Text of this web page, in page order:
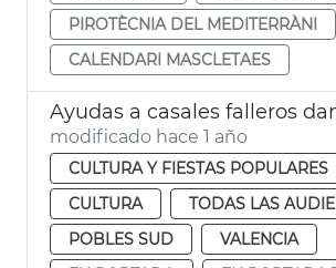
PIROTÈCNIA DEL MEDITERRÀNI
CALENDARI MASCLETAES
Ayudas a casales falleros
modificado hace 1 año
CULTURA Y FIESTAS POPULARES
CULTURA
TODAS LAS
POBLES SUD
VALENCIA